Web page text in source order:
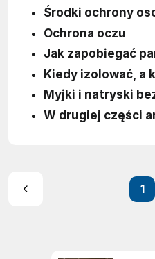
Środki ochrony
Ochrona oczu
Jak zapobiegać
Kiedy izolować, a
Myjki i natryski
W drugiej części
1